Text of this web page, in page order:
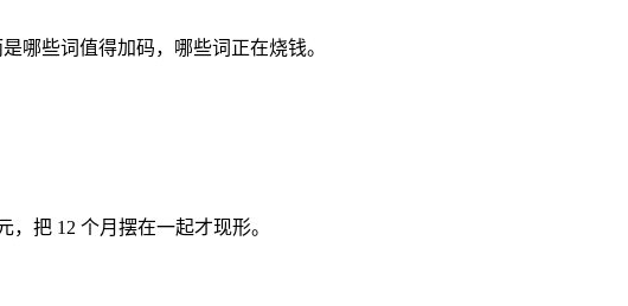
哪些词值得加码，哪些词正在烧钱。
把 12 个月摆在一起才现形。